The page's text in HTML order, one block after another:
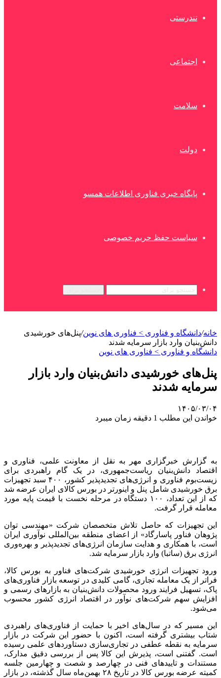
تندرستی
اجتماعی
سلامت
دولت
پایگاه خبری فناوری اطلاعات همسو
سیاست حفظ حریم خصوصی
خانه/دانشگاه و فناوری > فناوری های نوین/پنل‌های خورشیدی
دانش‌بنیان وارد بازار سرمایه شدند
دانشگاه و فناوری > فناوری های نوین
پنل‌های خورشیدی دانش‌بنیان وارد بازار
سرمایه شدند
۱۴۰۵/۰۳/۰۴
خواندن این مطلب 1 دقیقه زمان میبرد
به گزارش خبرگزاری مهر به نقل از معاونت علمی، فناوری و
اقتصاد دانش‌بنیان ریاست‌جمهوری، در یک گام راهبردی برای
زیست‌بوم فناوری و انرژی‌های تجدیدپذیر کشور، ۴۰۰ سبد تجهیزات
برق خورشیدی شامل پنل و اینورتر در بورس کالای ایران عرضه شد
که از این تعداد، ۱۰۰ دستگاه در مرحله نخست با قیمت پایه مورد
معامله قرار گرفت.
این تجهیزات که حاصل تلاش متخصصان شرکت «مهندسی توان
پژوهان فناور پاسارگاد» از اعضای منطقه بین‌المللی نوآوری ایران
است، با همکاری و هدایت سازمان انرژی‌های تجدیدپذیر و بهره‌وری
انرژی برق (ساتبا) وارد بازار سرمایه شد.
ورود تجهیزات انرژی خورشیدی شرکت‌های فناور به بورس کالا،
فراتر از یک معامله تجاری، گامی کلیدی در توسعه بازار فناوری‌های
پاک، تسهیل فرایند ورود محصولات دانش‌بنیان به بازارهای رسمی و
افزایش سهم شرکت‌های نوآور در اقتصاد انرژی کشور محسوب
می‌شود.
این مسیر که در سال‌های اخیر با حمایت از فناوری‌های راهبردی
شتاب بیشتری گرفته است، اکنون با حضور این شرکت در بازار
سرمایه به نقطه عطفی در تجاری‌سازی دستاوردهای علمی رسیده
است. گفتنی است، پذیرش این کالا پس از بررسی دقیق مدارک،
مستندات و تاییدهای فنی در چهارصد و شصت و چهارمین جلسه
کمیته عرضه بورس کالا در تاریخ ۲۸ بهمن‌ماه سال گذشته، در بازار